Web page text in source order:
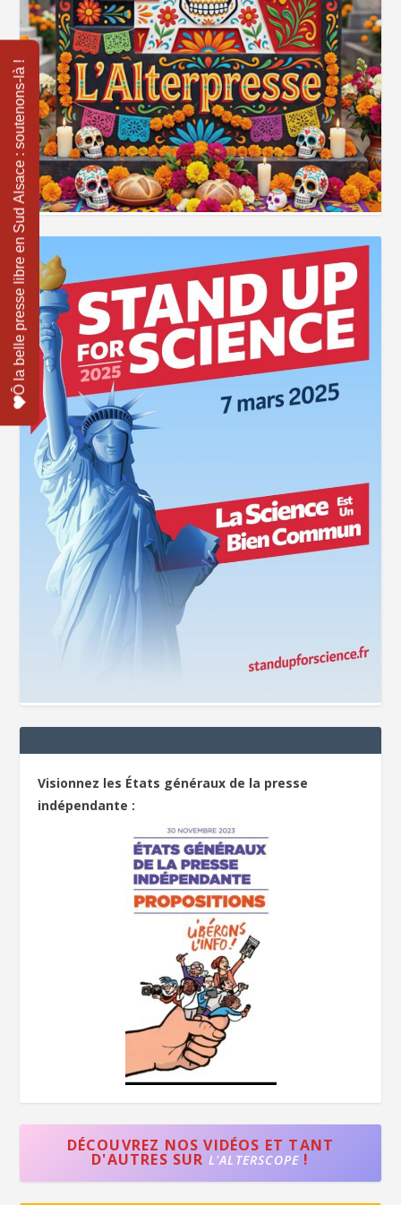
Visionnez les États généraux de la presse
indépendante :
DÉCOUVREZ NOS VIDÉOS ET TANT
D'AUTRES SUR L'ALTERSCOPE !